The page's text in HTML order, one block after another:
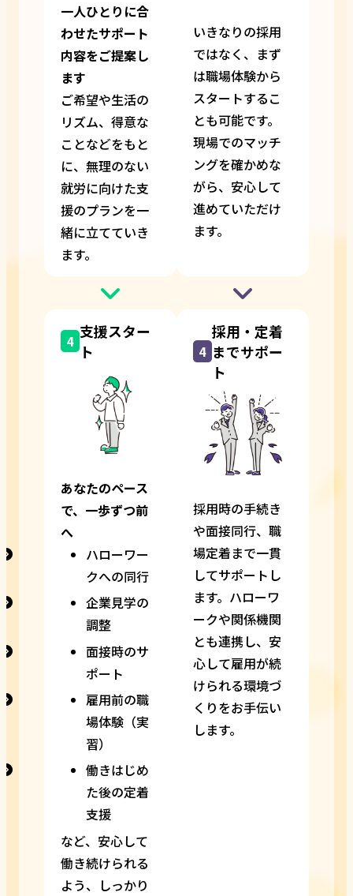
一人ひとりに合
わせたサポート
内容をご提案し
ます
ご希望や生活の
リズム、得意な
ことなどをもと
に、無理のない
就労に向けた支
援のプランを一
緒に立てていき
ます。
いきなりの採用
ではなく、まず
は職場体験から
スタートするこ
とも可能です。
現場でのマッチ
ングを確かめな
がら、安心して
進めていただけ
ます。
4 支援スター
ト
あなたのペース
で、一歩ずつ前
へ
ハローワー
クへの同行
企業見学の
調整
面接時のサ
ポート
雇用前の職
場体験（実
習）
働きはじめ
た後の定着
支援
など、安心して
働き続けられる
よう、しっかり
4
採用・定着
までサポー
ト
採用時の手続き
や面接同行、職
場定着まで一貫
してサポートし
ます。ハローワ
ークや関係機関
とも連携し、安
心して雇用が続
けられる環境づ
くりをお手伝い
します。